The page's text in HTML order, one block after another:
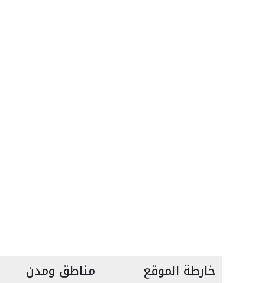
خارطة الموقع مناطق ومدن